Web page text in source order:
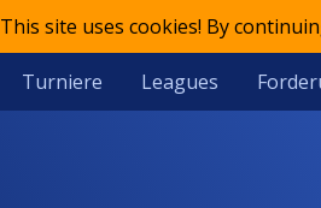
This site uses cookies! By
Turniere Leagues